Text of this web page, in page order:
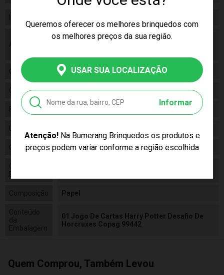
Queremos oferecer os melhores brinquedos com
os melhores preços da sua região.
USAR SUA LOCALIZAÇÃO
Informar
Atenção!Na Bumerang Brinquedos os produtos e
preços podem variar conforme a região escolhida
Aviso
As cores podem variar entre as imagens
Gênero Unissex
Categoria Harry Potter
Fabricante
Código 99442
Código de
Barras
Composição Papel
Conteúdo
da
Embalagem
01 Jogo De Cartas Harry Potter Desafio De
Horcruxes Copag 99442
Quem Comprou, Também Levou